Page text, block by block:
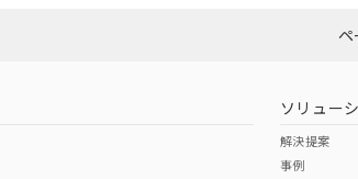
ダウンロードはこちら
（日本ソリュー
解決提案
事例